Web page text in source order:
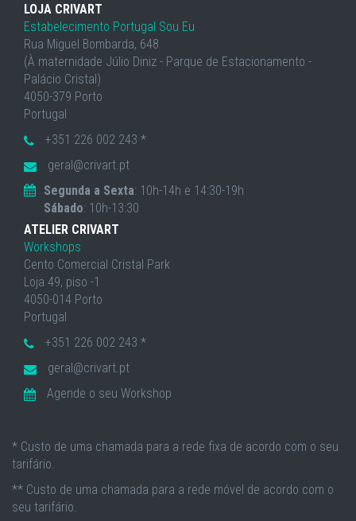
LOJA CRIVART
Estabelecimento Portugal Sou Eu
Rua Miguel Bombarda, 648
(À maternidade Júlio Diniz - Parque de Estacionamento -
Palácio Cristal)
4050-379 Porto
Portugal
+351 226 002 243 *
geral@crivart.pt
Segunda a Sexta: 10h-14h e 14:30-19h
Sábado: 10h-13:30
ATELIER CRIVART
Workshops
Cento Comercial Cristal Park
Loja 49, piso -1
4050-014 Porto
Portugal
+351 226 002 243 *
geral@crivart.pt
Agende o seu Workshop
* Custo de uma chamada para a rede fixa de acordo com o seu
tarifário.
** Custo de uma chamada para a rede móvel de acordo com o
seu tarifário.